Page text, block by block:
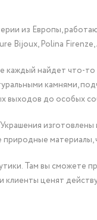
из Европы,
Bijoux, Polina
найдет что-
камнями,
выходов до особых
Там вы
ценят